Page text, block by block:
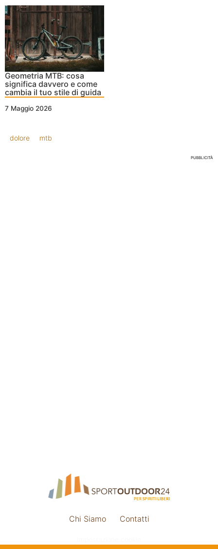
Geometria MTB: cosa
significa davvero e come
cambia il tuo stile di guida
7 Maggio 2026
dolore mtb
PUBBLICITÀ
Chi Siamo Contatti